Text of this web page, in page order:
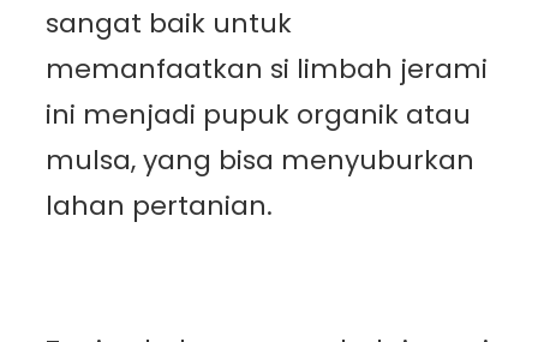
sangat baik untuk
memanfaatkan si limbah jerami
ini menjadi pupuk organik atau
mulsa, yang bisa menyuburkan
lahan pertanian.